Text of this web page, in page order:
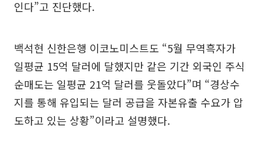
인다”고 진단했다.
백석현 신한은행 이코노미스트도 “5월 무역흑자가
일평균 15억 달러에 달했지만 같은 기간 외국인 주식
순매도는 일평균 21억 달러를 웃돌았다”며 “경상수
지를 통해 유입되는 달러 공급을 자본유출 수요가 압
도하고 있는 상황”이라고 설명했다.